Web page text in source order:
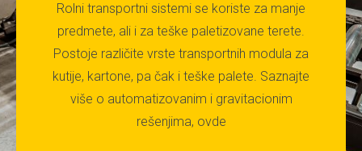
Rolni transportni sistemi se koriste za manje
predmete, ali i za teške paletizovane terete.
Postoje različite vrste transportnih modula za
kutije, kartone, pa čak i teške palete. Saznajte
više o automatizovanim i gravitacionim
rešenjima, ovde